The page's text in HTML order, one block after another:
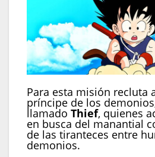
Para esta misión recluta
príncipe de los
llamado Thief, quienes
en busca del manantial
de las tiranteces entre
demonios.